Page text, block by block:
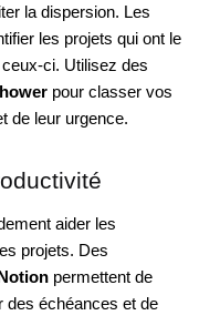
la dispersion. Les
les projets qui ont le
ci. Utilisez des
pour classer vos
de leur urgence.
aider les
projets. Des
permettent de
des échéances et de